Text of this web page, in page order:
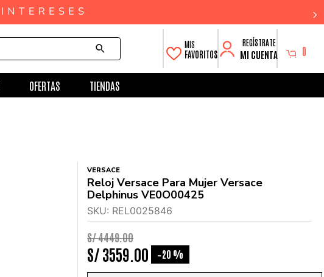
FAVORITOS MI CUENTA 0
OFERTAS TIENDAS
VERSACE
Reloj Versace Para Mujer Versace
Delphinus VE0O00425
SKU: REL0025846
S/4449.00
S/3559 00 -20 %